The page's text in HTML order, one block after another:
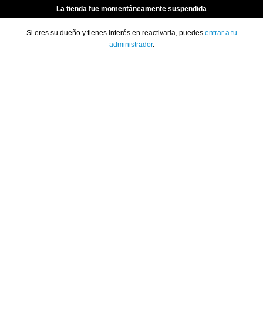
La tienda fue momentáneamente suspendida
Si eres su dueño y tienes interés en reactivarla, puedes entrar a tu
administrador.